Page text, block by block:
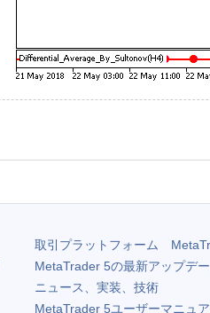
取引プラットフォーム
MetaTrader 5の最新アップデー
ニュース、実装、技術
MetaTrader 5ユーザーマニュ